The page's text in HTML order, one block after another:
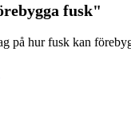
fusk"
på hur fusk kan